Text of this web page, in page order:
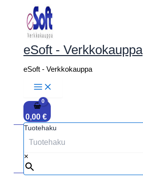
sisältöön
eSoft - Verkkokauppa
eSoft - Verkkokauppa
0,00 €
Tuotehaku
×